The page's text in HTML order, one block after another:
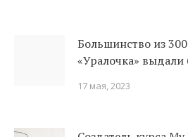
Большинство из
«Уралочка» выдали
17 мая, 2023